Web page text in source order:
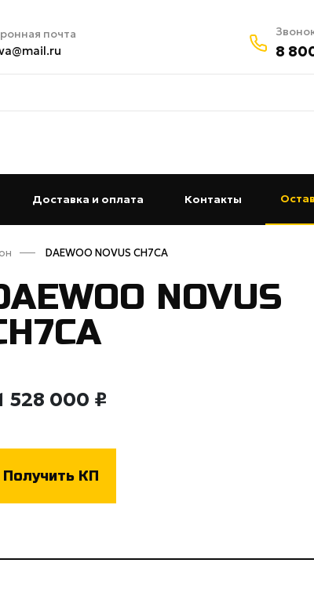
почта
8
Доставка и оплата (current)Контакты (current)
DAEWOO NOVUS CH7CA
NOVUS
528 000 ₽
Получить КП